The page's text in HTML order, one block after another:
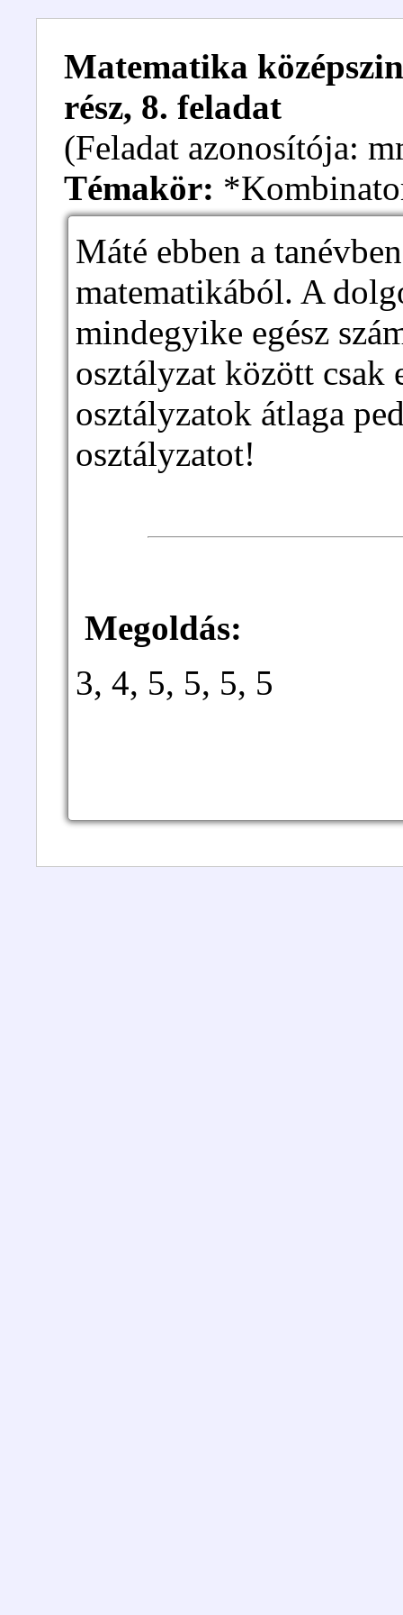
Matematika
rész, 8. feladat
(Feladat azonosítója:
Témakör:
Máté ebben a
matematikából. A
mindegyike egész
osztályzat között csak
osztályzatok átlaga
osztályzatot!
Megoldás:
3, 4, 5, 5, 5, 5